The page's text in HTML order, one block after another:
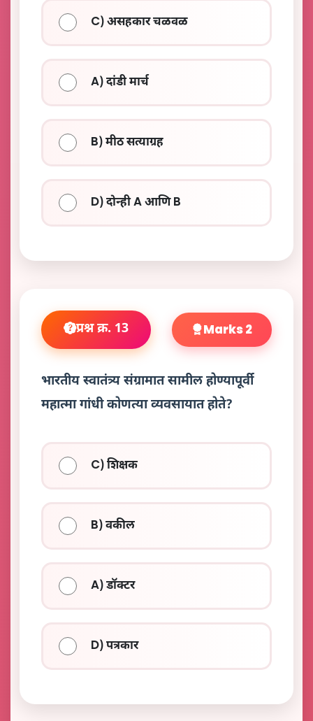
C) असहकार चळवळ
A) दांडी मार्च
B) मीठ सत्याग्रह
D) दोन्ही A आणि B
प्रश्न क्र. 13 Marks 2
भारतीय स्वातंत्र्य संग्रामात सामील होण्यापूर्वी
महात्मा गांधी कोणत्या व्यवसायात होते?
C) शिक्षक
B) वकील
A) डॉक्टर
D) पत्रकार